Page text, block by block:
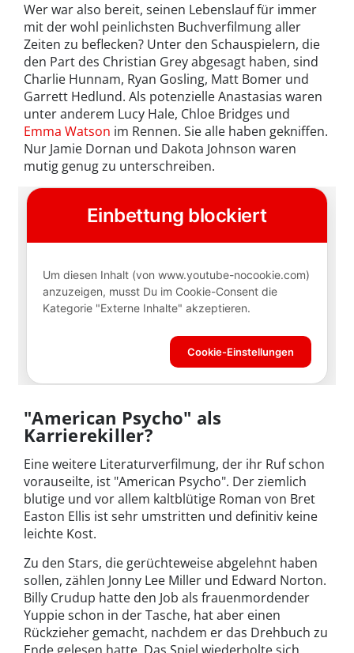
Wer war also bereit, seinen Lebenslauf für immer
mit der wohl peinlichsten Buchverfilmung aller
Zeiten zu beflecken? Unter den Schauspielern, die
den Part des Christian Grey abgesagt haben, sind
Charlie Hunnam, Ryan Gosling, Matt Bomer und
Garrett Hedlund. Als potenzielle Anastasias waren
unter anderem Lucy Hale, Chloe Bridges und
Emma Watson im Rennen. Sie alle haben gekniffen.
Nur Jamie Dornan und Dakota Johnson waren
mutig genug zu unterschreiben.
"American Psycho" als
Karrierekiller?
Eine weitere Literaturverfilmung, der ihr Ruf schon
vorauseilte, ist "American Psycho". Der ziemlich
blutige und vor allem kaltblütige Roman von Bret
Easton Ellis ist sehr umstritten und definitiv keine
leichte Kost.
Zu den Stars, die gerüchteweise abgelehnt haben
sollen, zählen Jonny Lee Miller und Edward Norton.
Billy Crudup hatte den Job als frauenmordender
Yuppie schon in der Tasche, hat aber einen
Rückzieher gemacht, nachdem er das Drehbuch zu